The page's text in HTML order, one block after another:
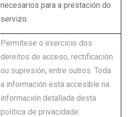
necesarios para a prestación do
servizo.
Permítese o exercicio dos
dereitos de acceso, rectificación
ou supresión, entre outros. Toda
a información está accesible na
información detallada desta
política de privacidade.